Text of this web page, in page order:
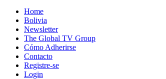
Home
Bolivia
Newsletter
The Global TV Group
Cómo Adherirse
Contacto
Registre-se
Login